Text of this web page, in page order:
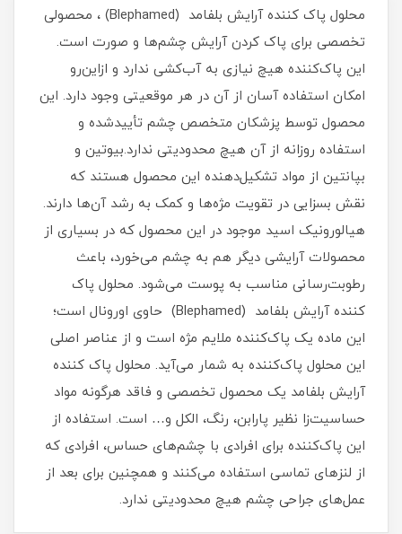
محلول پاک کننده آرایش بلفامد (Blephamed) ، محصولی
تخصصی برای پاک کردن آرایش چشم‌ها و صورت است.
این پاک‌کننده هیچ نیازی به آب‌کشی ندارد و ازاین‌رو
امکان استفاده آسان از آن در هر موقعیتی وجود دارد. این
محصول توسط پزشکان متخصص چشم تأییدشده و
استفاده روزانه از آن هیچ محدودیتی ندارد.بیوتین و
بپانتین از مواد تشکیل‌دهنده این محصول هستند که
نقش بسزایی در تقویت مژه‌ها و کمک به رشد آن‌ها دارند.
هیالورونیک اسید موجود در این محصول که در بسیاری از
محصولات آرایشی دیگر هم به چشم می‌خورد، باعث
رطوبت‌رسانی مناسب به پوست می‌شود. محلول پاک
کننده آرایش بلفامد (Blephamed) حاوی اورونال است؛
این ماده یک پاک‌کننده ملایم مژه است و از عناصر اصلی
این محلول پاک‌کننده به شمار می‌آید. محلول پاک کننده
آرایش بلفامد یک محصول تخصصی و فاقد هرگونه مواد
حساسیت‌زا نظیر پارابن، رنگ، الکل و… است. استفاده از
این پاک‌کننده برای افرادی با چشم‌های حساس، افرادی که
از لنزهای تماسی استفاده می‌کنند و همچنین برای بعد از
عمل‌های جراحی چشم هیچ محدودیتی ندارد.